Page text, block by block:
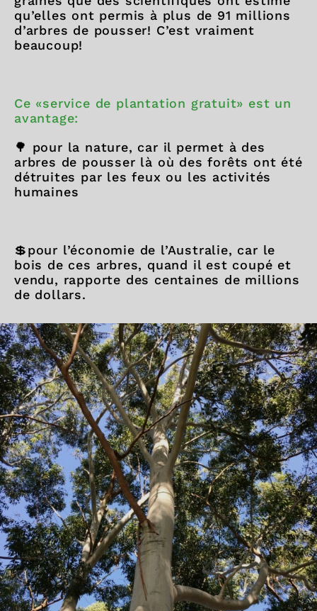
qu’elles ont permis à plus de 91 millions
d’arbres de pousser! C’est vraiment
beaucoup!
Ce «service de plantation gratuit» est un
avantage:
🌳 pour la nature, car il permet à des
arbres de pousser là où des forêts ont été
détruites par les feux ou les activités
humaines
💲pour l’économie de l’Australie, car le
bois de ces arbres, quand il est coupé et
vendu, rapporte des centaines de millions
de dollars.